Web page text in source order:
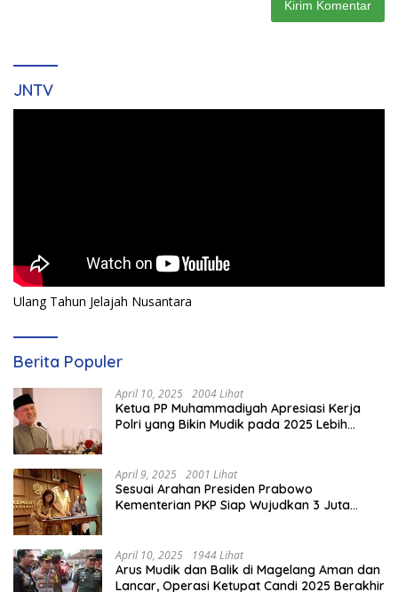
JNTV
Ulang Tahun Jelajah Nusantara
Berita Populer
April 10, 2025 2004 Lihat
Ketua PP Muhammadiyah Apresiasi Kerja
Polri yang Bikin Mudik pada 2025 Lebih
April 9, 2025 2001 Lihat
Sesuai Arahan Presiden Prabowo
Kementerian PKP Siap Wujudkan 3 Juta
April 10, 2025 1944 Lihat
Arus Mudik dan Balik di Magelang Aman dan
Lancar, Operasi Ketupat Candi 2025 Berakhir